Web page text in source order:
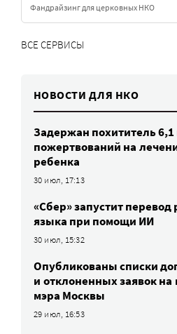
Фандрайзинг для церковных НКО
ВСЕ СЕРВИСЫ
НОВОСТИ ДЛЯ НКО
Задержан похититель
пожертвований на
ребенка
30 июл, 17:13
«Сбер» запустит перевод
языка при помощи ИИ
30 июл, 15:32
Опубликованы списки
и отклоненных заявок на
мэра Москвы
29 июл, 16:53